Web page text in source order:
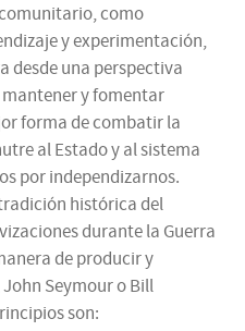
como
y experimentación,
desde una perspectiva
y fomentar
forma de combatir la
al Estado y al sistema
por independizarnos.
histórica del
durante la Guerra
de producir y
Seymour o Bill
son: